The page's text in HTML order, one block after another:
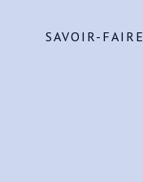
SAVOIR-FAIRE